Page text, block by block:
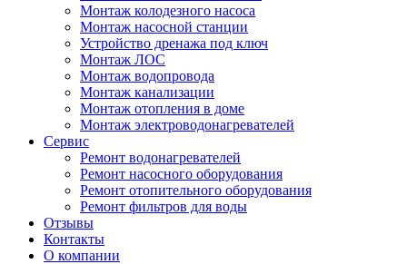
Монтаж колодезного насоса
Монтаж насосной станции
Устройство дренажа под ключ
Монтаж ЛОС
Монтаж водопровода
Монтаж канализации
Монтаж отопления в доме
Монтаж электроводонагревателей
Сервис
Ремонт водонагревателей
Ремонт насосного оборудования
Ремонт отопительного оборудования
Ремонт фильтров для воды
Отзывы
Контакты
О компании